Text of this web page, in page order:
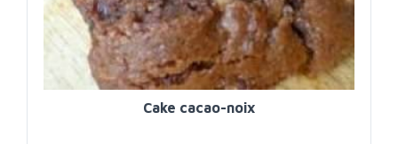
Cake cacao-noix